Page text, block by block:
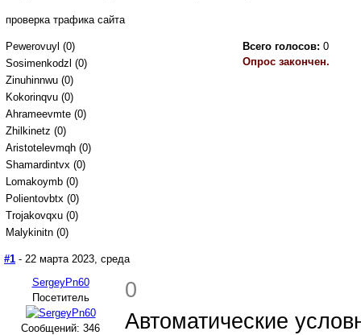
проверка трафика сайта
Pewerovuyl (0)
Sosimenkodzl (0)
Zinuhinnwu (0)
Kokorinqvu (0)
Ahrameevmte (0)
Zhilkinetz (0)
Aristotelevmqh (0)
Shamardintvx (0)
Lomakoymb (0)
Polientovbtx (0)
Trojakovqxu (0)
Malykinitn (0)
Всего голосов: 0
Опрос закончен.
#1 - 22 марта 2023, среда
SergeyPn60
Посетитель
Сообщений: 346
0
Автоматические